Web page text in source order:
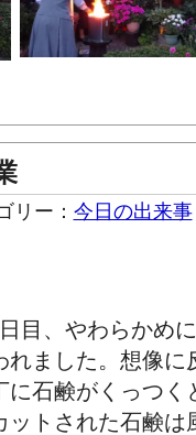
リー： 今日の出来事
目、やわらかめ
れました。想像に
に石鹸がくっつく
ットされた石鹸は